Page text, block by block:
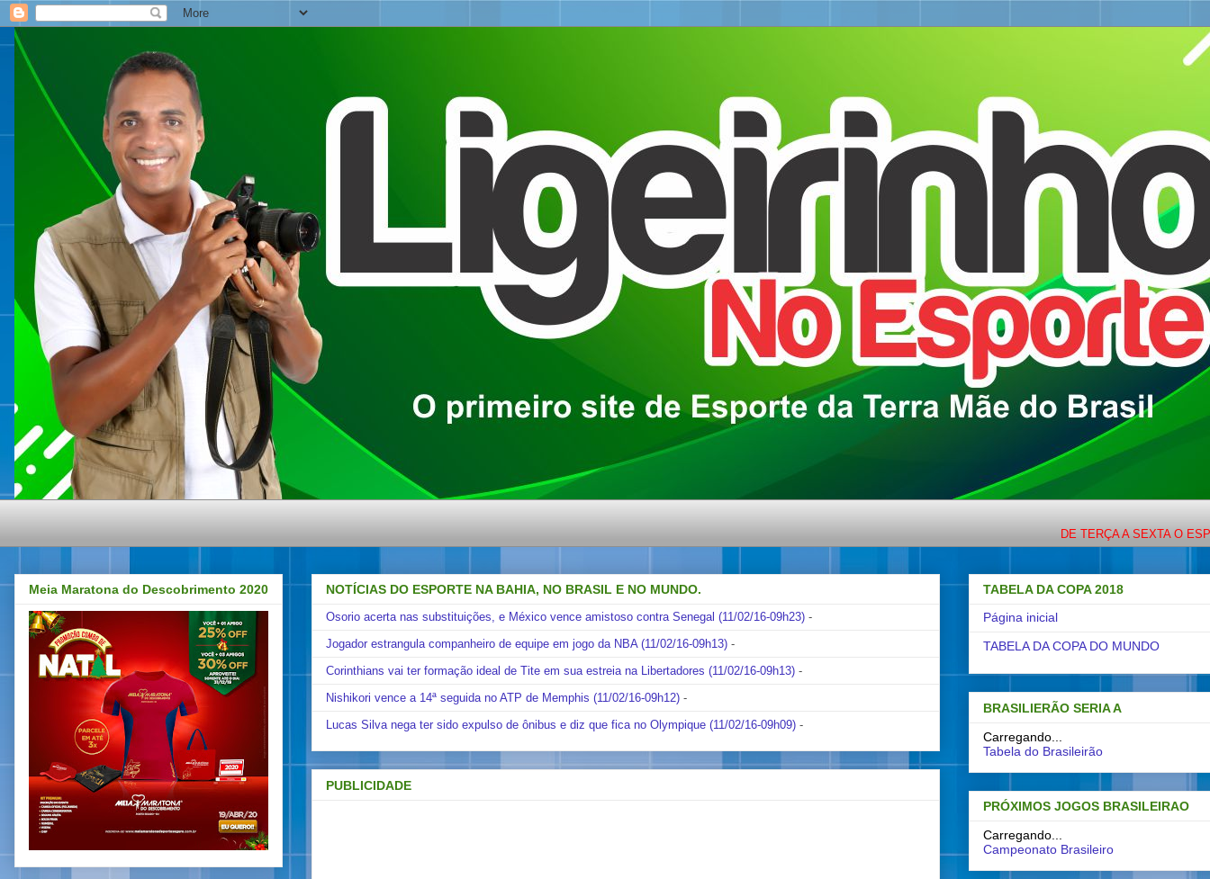
DE TERÇA A SEXTA O ESPORTE
NOTÍCIAS DO ESPORTE NA BAHIA, NO BRASIL E NO MUNDO.
Osorio acerta nas substituições, e México vence amistoso contra Senegal (11/02/16-09h23) -
Jogador estrangula companheiro de equipe em jogo da NBA (11/02/16-09h13) -
Corinthians vai ter formação ideal de Tite em sua estreia na Libertadores (11/02/16-09h13) -
Nishikori vence a 14ª seguida no ATP de Memphis (11/02/16-09h12) -
Lucas Silva nega ter sido expulso de ônibus e diz que fica no Olympique (11/02/16-09h09) -
PUBLICIDADE
Meia Maratona do Descobrimento 2020
TABELA DA COPA 2018
Página inicial
TABELA DA COPA DO MUNDO
BRASILIERÃO SERIA A
Carregando...
Tabela do Brasileirão
PRÓXIMOS JOGOS BRASILEIRAO
Carregando...
Campeonato Brasileiro